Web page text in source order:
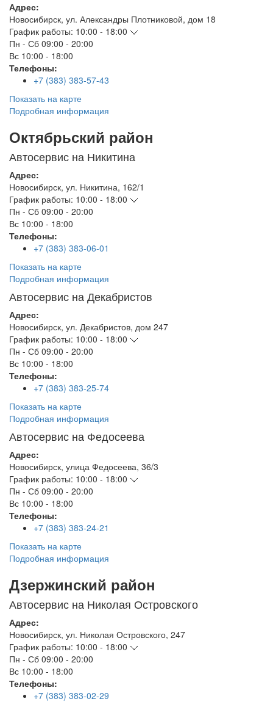
Адрес:
Новосибирск, ул. Александры Плотниковой, дом 18
График работы: 10:00 - 18:00
Пн - Сб 09:00 - 20:00
Вс 10:00 - 18:00
Телефоны:
+7 (383) 383-57-43
Показать на карте
Подробная информация
Октябрьский район
Автосервис на Никитина
Адрес:
Новосибирск, ул. Никитина, 162/1
График работы: 10:00 - 18:00
Пн - Сб 09:00 - 20:00
Вс 10:00 - 18:00
Телефоны:
+7 (383) 383-06-01
Показать на карте
Подробная информация
Автосервис на Декабристов
Адрес:
Новосибирск, ул. Декабристов, дом 247
График работы: 10:00 - 18:00
Пн - Сб 09:00 - 20:00
Вс 10:00 - 18:00
Телефоны:
+7 (383) 383-25-74
Показать на карте
Подробная информация
Автосервис на Федосеева
Адрес:
Новосибирск, улица Федосеева, 36/3
График работы: 10:00 - 18:00
Пн - Сб 09:00 - 20:00
Вс 10:00 - 18:00
Телефоны:
+7 (383) 383-24-21
Показать на карте
Подробная информация
Дзержинский район
Автосервис на Николая Островского
Адрес:
Новосибирск, ул. Николая Островского, 247
График работы: 10:00 - 18:00
Пн - Сб 09:00 - 20:00
Вс 10:00 - 18:00
Телефоны:
+7 (383) 383-02-29